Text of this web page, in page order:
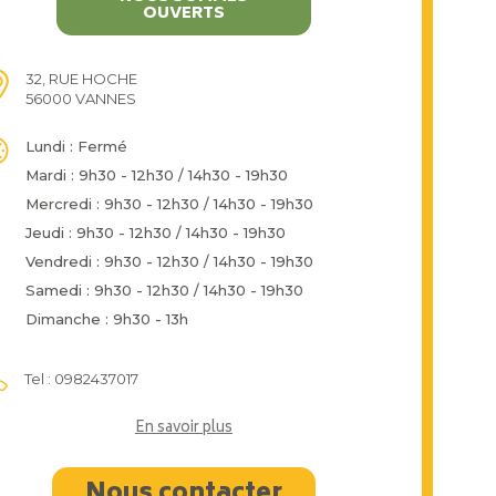
OUVERTS
32, RUE HOCHE
56000 VANNES
Lundi : Fermé
Mardi : 9h30 - 12h30 / 14h30 - 19h30
Mercredi : 9h30 - 12h30 / 14h30 - 19h30
Jeudi : 9h30 - 12h30 / 14h30 - 19h30
Vendredi : 9h30 - 12h30 / 14h30 - 19h30
Samedi : 9h30 - 12h30 / 14h30 - 19h30
Dimanche : 9h30 - 13h
Tel : 0982437017
En savoir plus